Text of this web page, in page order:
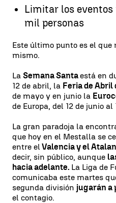
Limitar los eventos
mil personas
Este último punto es el que
mismo.
La Semana Santaestá en
12 de abril, la Feria de Abril
de mayo y en junio la
de Europa, del 12 de junio al
La gran paradoja la
que hoy en el Mestalla se
entre el Valencia y el
decir, sin público, aunque
hacia adelante. La Liga de
comunicaba este martes
segunda división jugarán a
el contagio.